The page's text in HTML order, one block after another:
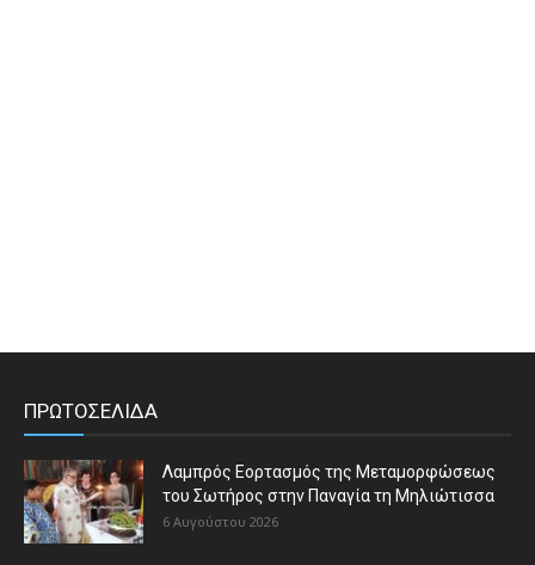
ΠΡΩΤΟΣΕΛΙΔΑ
Λαμπρός Εορτασμός της Μεταμορφώσεως
του Σωτήρος στην Παναγία τη Μηλιώτισσα
6 Αυγούστου 2026